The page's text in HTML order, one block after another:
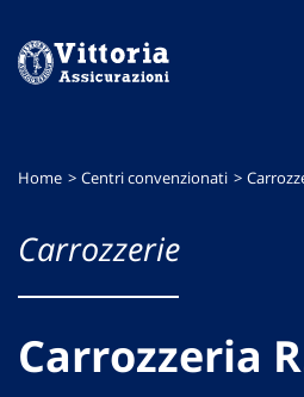
menu
contenuto
footer
Home Centri convenzionati
Carrozzerie
Carrozzeria